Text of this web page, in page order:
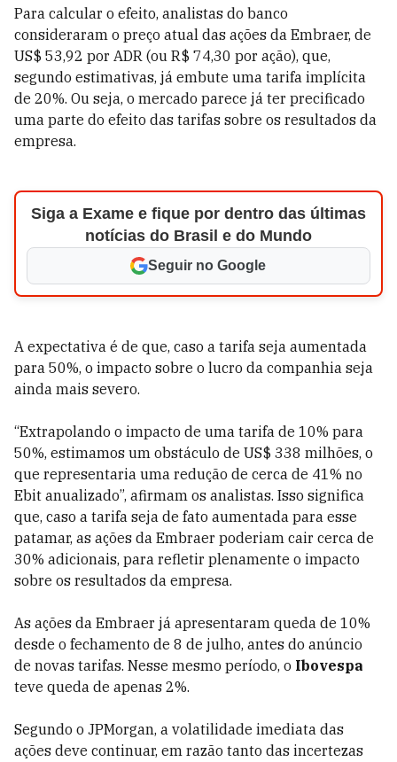
Para calcular o efeito, analistas do banco
consideraram o preço atual das ações da Embraer, de
US$ 53,92 por ADR (ou R$ 74,30 por ação), que,
segundo estimativas, já embute uma tarifa implícita
de 20%. Ou seja, o mercado parece já ter precificado
uma parte do efeito das tarifas sobre os resultados da
empresa.
Siga a Exame e fique por dentro das últimas
notícias do Brasil e do Mundo
Seguir no Google
A expectativa é de que, caso a tarifa seja aumentada
para 50%, o impacto sobre o lucro da companhia seja
ainda mais severo.
“Extrapolando o impacto de uma tarifa de 10% para
50%, estimamos um obstáculo de US$ 338 milhões, o
que representaria uma redução de cerca de 41% no
Ebit anualizado”, afirmam os analistas. Isso significa
que, caso a tarifa seja de fato aumentada para esse
patamar, as ações da Embraer poderiam cair cerca de
30% adicionais, para refletir plenamente o impacto
sobre os resultados da empresa.
As ações da Embraer já apresentaram queda de 10%
desde o fechamento de 8 de julho, antes do anúncio
de novas tarifas. Nesse mesmo período, o Ibovespa
teve queda de apenas 2%.
Segundo o JPMorgan, a volatilidade imediata das
ações deve continuar, em razão tanto das incertezas